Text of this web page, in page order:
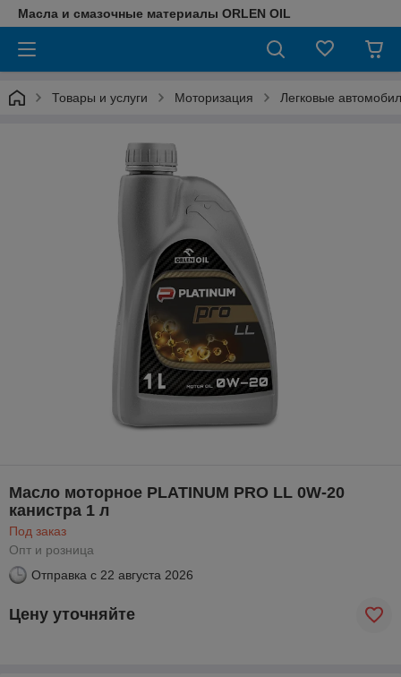
Масла и смазочные материалы ORLEN OIL
Товары и услуги Моторизация Легковые
Масло моторное PLATINUM PRO LL 0W-20
канистра 1 л
Под заказ
Опт и розница
Отправка с 22 августа 2026
Цену уточняйте